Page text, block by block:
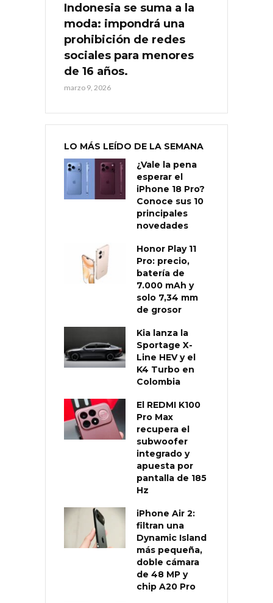
Indonesia se suma a la
moda: impondrá una
prohibición de redes
sociales para menores
de 16 años.
marzo 9, 2026
LO MÁS LEÍDO DE LA SEMANA
¿Vale la pena
esperar el
iPhone 18 Pro?
Conoce sus 10
principales
novedades
Honor Play 11
Pro: precio,
batería de
7.000 mAh y
solo 7,34 mm
de grosor
Kia lanza la
Sportage X-
Line HEV y el
K4 Turbo en
Colombia
El REDMI K100
Pro Max
recupera el
subwoofer
integrado y
apuesta por
pantalla de 185
Hz
iPhone Air 2:
filtran una
Dynamic Island
más pequeña,
doble cámara
de 48 MP y
chip A20 Pro